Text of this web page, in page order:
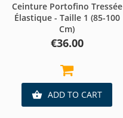
Ceinture Portofino Tressée
Élastique - Taille 1 (85-100
Cm)
Price
€36.00
 ADD TO CART